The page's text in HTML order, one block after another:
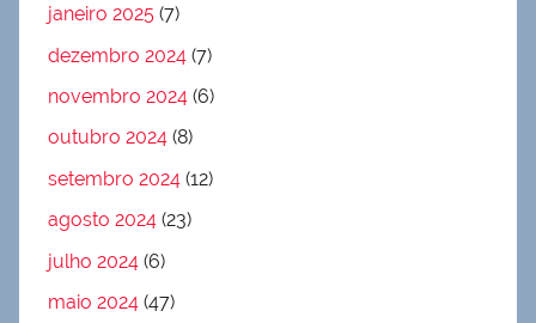
janeiro 2025 (7)
dezembro 2024 (7)
novembro 2024 (6)
outubro 2024 (8)
setembro 2024 (12)
agosto 2024 (23)
julho 2024 (6)
maio 2024 (47)